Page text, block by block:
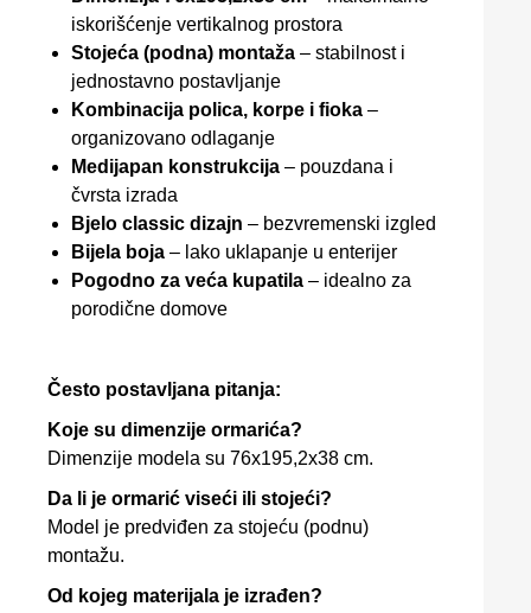
iskorišćenje vertikalnog prostora
Stojeća (podna) montaža – stabilnost i
jednostavno postavljanje
Kombinacija polica, korpe i fioka –
organizovano odlaganje
Medijapan konstrukcija – pouzdana i
čvrsta izrada
Bjelo classic dizajn – bezvremenski izgled
Bijela boja – lako uklapanje u enterijer
Pogodno za veća kupatila – idealno za
porodične domove
Često postavljana pitanja:
Koje su dimenzije ormarića?
Dimenzije modela su 76x195,2x38 cm.
Da li je ormarić viseći ili stojeći?
Model je predviđen za stojeću (podnu)
montažu.
Od kojeg materijala je izrađen?